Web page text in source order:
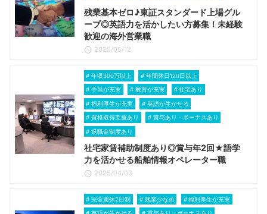
残業基本ゼロ♪東証スタンダード上場グル
ープ◎英語力を活かしたい方募集！未経験
歓迎の海外営業職
2025/05/12
年収300万以上 年間休日120日以上
手当が充実 教育が充実 社宅あり
福利厚生が充実 英語が生かせる
資格取得支援あり 賞与あり・ボーナスあり
退職金制度あり
社宅家賃補助制度あり◎賞与年2回★語学
力を活かせる船舶情報オペレーター職
2025/04/03
完全週休2日制 残業少なめ 福利厚生が充実